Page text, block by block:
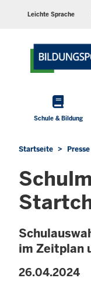
Sprachen
Leichte Sprache
Hauptmenü
Schule & Bildung
Sie
sich
hier
Startseite Presse
im Zeitplan
26.04.2024